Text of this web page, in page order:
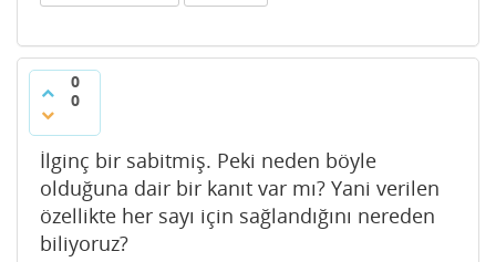
0
0
İlginç bir sabitmiş. Peki neden böyle
olduğuna dair bir kanıt var mı? Yani verilen
özellikte her sayı için sağlandığını nereden
biliyoruz?